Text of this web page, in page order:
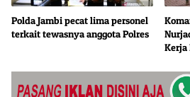
Polda Jambi pecat lima personel
terkait tewasnya anggota Polres
Kerja